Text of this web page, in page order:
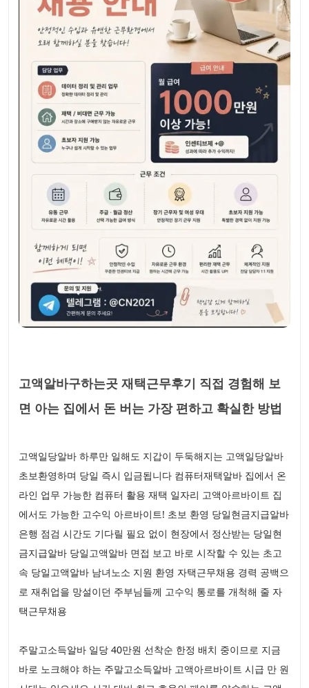
고액알바구하는곳 재택근무후기 직접 경험해 보
면 아는 집에서 돈 버는 가장 편하고 확실한 방법
고액일당알바 하루만 일해도 지갑이 두둑해지는 고액일당알바
초보환영하며 당일 즉시 입금됩니다 컴퓨터재택알바 집에서 온
라인 업무 가능한 컴퓨터 활용 재택 일자리 고액아르바이트 집
에서도 가능한 고수익 아르바이트! 초보 환영 당일현금지급알바
은행 점검 시간도 기다릴 필요 없이 현장에서 정산받는 당일현
금지급알바 당일고액알바 면접 보고 바로 시작할 수 있는 초고
속 당일고액알바 남녀노소 지원 환영 자택근무채용 경력 공백으
로 재취업을 망설이던 주부님들께 고수익 통로를 개척해 줄 자
택근무채용
주말고소득알바 일당 40만원 선착순 한정 배치 중이므로 지금
바로 노크해야 하는 주말고소득알바 고액아르바이트 시급 만 원